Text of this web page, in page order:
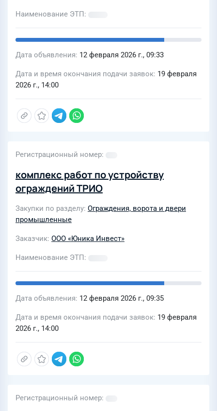
Наименование ЭТП
Дата объявления 12 февраля 2026 г., 09:33
Дата и время окончания подачи заявок 19 февраля
2026 г., 14:00
Регистрационный номер
комплекс работ по устройству
ограждений ТРИО
Закупки по разделу Ограждения, ворота и двери
промышленные
Заказчик ООО «Юника Инвест»
Наименование ЭТП
Дата объявления 12 февраля 2026 г., 09:35
Дата и время окончания подачи заявок 19 февраля
2026 г., 14:00
Регистрационный номер